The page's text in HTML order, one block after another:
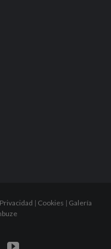
Privacidad | Cookies | Galería
YouTube